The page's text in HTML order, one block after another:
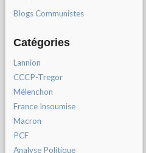
Blogs Communistes
Catégories
Lannion
CCCP-Tregor
Mélenchon
France Insoumise
Macron
PCF
Analyse Politique